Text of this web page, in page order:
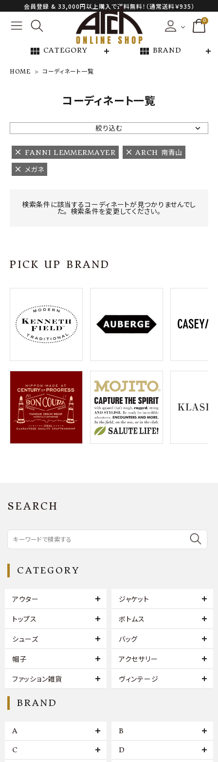
会員登録 & 33,000円以上購入で送料無料！（通常送料￥935）
0
view_module CATEGORY view_module BRAND
NEW ARRIVAL
ARCH EXCLUSIVE
BRAND
CATEGORY
プライバシーポリシー
特定商取引法について
お問い合わせ
OFFICIAL WEB SITE
meeting_room ログイン 会員登録
HOME コーディネート一覧
コーディネート一覧
絞り込む
FANNI LEMMERMAYER
ARCH 南青山
メガネ
検索条件に該当するコーディネートが見つかりませんでし
た。 検索条件を変更してください。
PICK UP BRAND
SEARCH
CATEGORY
アウター ジャケット
トップス ボトムス
シューズ バッグ
帽子 アクセサリー
ファッション雑貨 ヴィンテージ
BRAND
A B
C D